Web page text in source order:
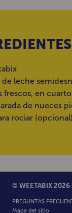
de leche
frescos, en
de nueces
rociar
© WEETABIX 2026
PREGUNTAS
Mapa del sitio